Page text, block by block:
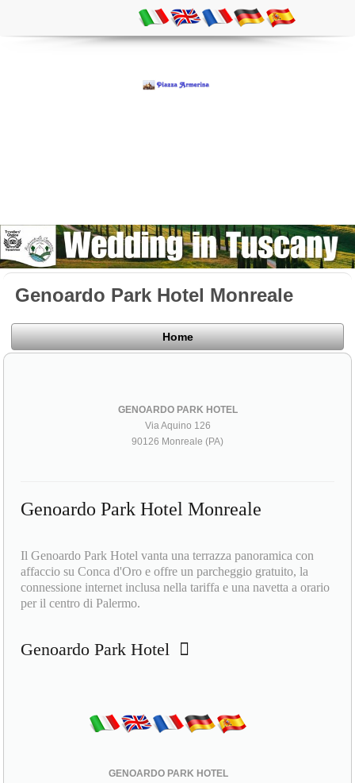
Genoardo Park Hotel Monreale
Home
GENOARDO PARK HOTEL
Via Aquino 126
90126 Monreale (PA)
Genoardo Park Hotel Monreale
Il Genoardo Park Hotel vanta una terrazza panoramica con
affaccio su Conca d'Oro e offre un parcheggio gratuito, la
connessione internet inclusa nella tariffa e una navetta a orario
per il centro di Palermo.
Genoardo Park Hotel
GENOARDO PARK HOTEL